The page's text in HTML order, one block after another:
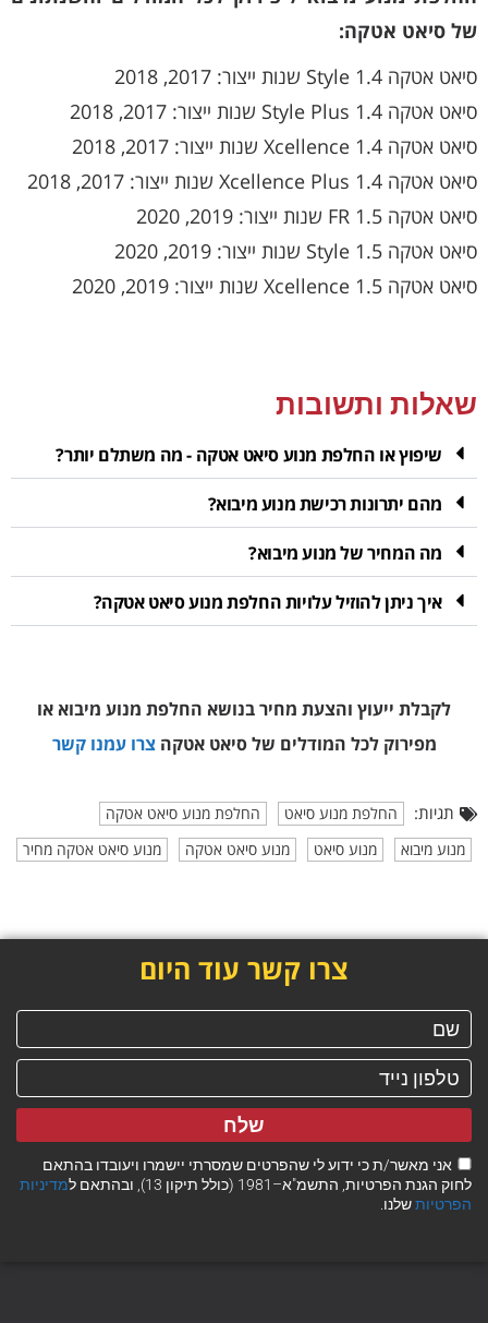
של סיאט אטקה:
סיאט אטקה 1.4 Style שנות ייצור: 2017, 2018
סיאט אטקה 1.4 Style Plus שנות ייצור: 2017, 2018
סיאט אטקה 1.4 Xcellence שנות ייצור: 2017, 2018
סיאט אטקה 1.4 Xcellence Plus שנות ייצור: 2017, 2018
סיאט אטקה 1.5 FR שנות ייצור: 2019, 2020
סיאט אטקה 1.5 Style שנות ייצור: 2019, 2020
סיאט אטקה 1.5 Xcellence שנות ייצור: 2019, 2020
שאלות ותשובות
שיפוץ או החלפת מנוע סיאט אטקה - מה משתלם יותר?
מהם יתרונות רכישת מנוע מיבוא?
מה המחיר של מנוע מיבוא?
איך ניתן להוזיל עלויות החלפת מנוע סיאט אטקה?
לקבלת ייעוץ והצעת מחיר בנושא החלפת מנוע מיבוא או
מפירוקלכל המודלים של סיאט אטקהצרו עמנו קשר
תגיות: החלפת מנוע סיאט
החלפת מנוע סיאט אטקה
מנוע מיבוא
מנוע סיאט מנוע סיאט אטקה מנוע סיאט אטקה מחיר
צרו קשר עוד היום
אני מאשר/ת כי ידוע לי שהפרטים שמסרתי יישמרו ויעובדו בהתאם
לחוק הגנת הפרטיות, התשמ"א–1981 (כולל תיקון 13), ובהתאם ל
מדיניות
הפרטיותשלנו.
שלח